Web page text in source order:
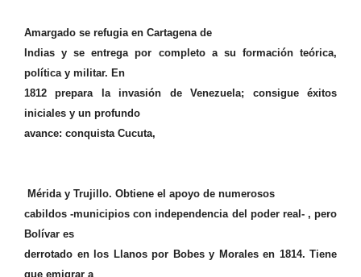
Amargado se refugia en Cartagena de
Indias y se entrega por completo a su formación teórica,
política y militar. En
1812 prepara la invasión de Venezuela; consigue éxitos
iniciales y un profundo
avance: conquista Cucuta,
Mérida y Trujillo. Obtiene el apoyo de numerosos
cabildos -municipios con independencia del poder real- , pero
Bolívar es
derrotado en los Llanos por Bobes y Morales en 1814. Tiene
que emigrar a